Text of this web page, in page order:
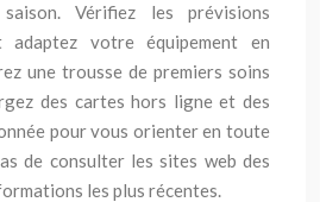
Vérifiez les prévisions
adaptez votre équipement en
une trousse de premiers soins
des cartes hors ligne et des
pour vous orienter en toute
de consulter les sites web des
les plus récentes.